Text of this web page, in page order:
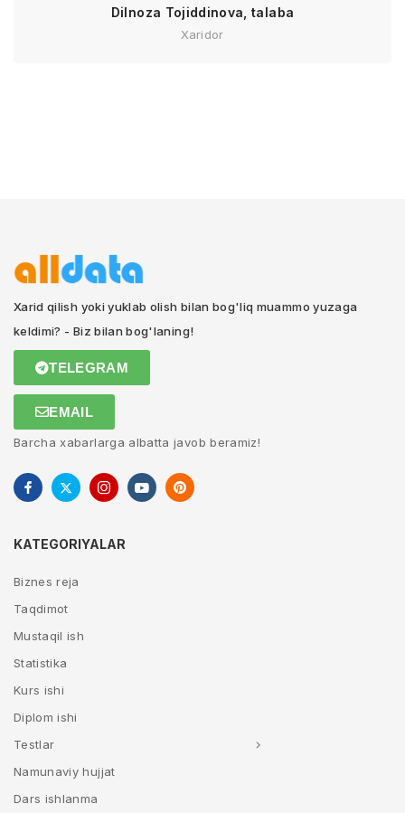
Dilnoza Tojiddinova, talaba
Xaridor
Xarid qilish yoki yuklab olish bilan bog'liq muammo yuzaga
keldimi? - Biz bilan bog'laning!
TELEGRAM
EMAIL
Barcha xabarlarga albatta javob beramiz!
KATEGORIYALAR
Biznes reja
Taqdimot
Mustaqil ish
Statistika
Kurs ishi
Diplom ishi
Testlar
Namunaviy hujjat
Dars ishlanma